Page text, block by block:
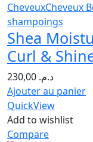
CheveuxCheveux
shampoings
Shea
Curl &
د.م.
Ajouter au panier
QuickView
Add to wishlist
Compare